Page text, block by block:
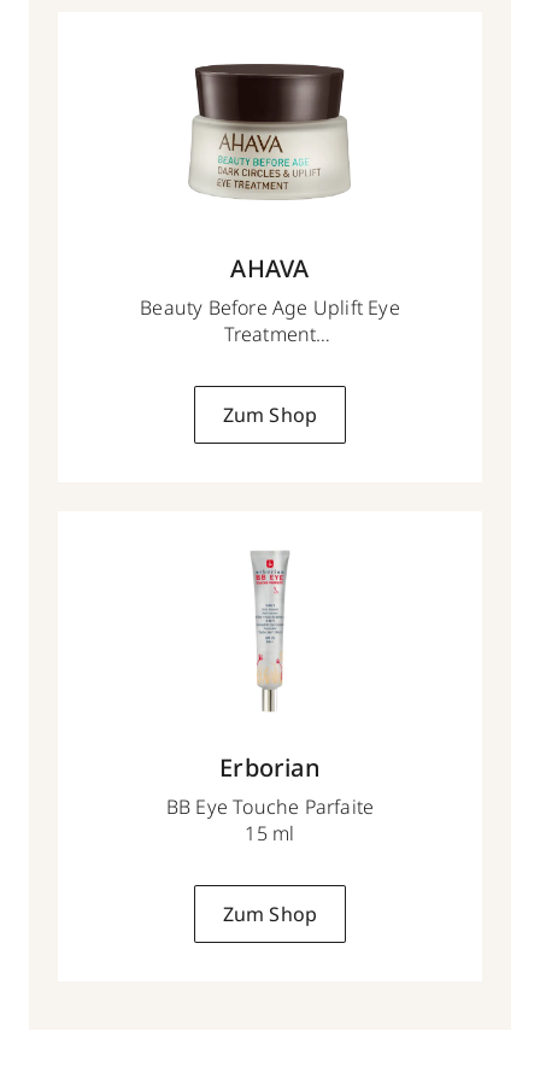
AHAVA
Beauty Before Age Uplift Eye
Treatment
Zum Shop
Erborian
BB Eye Touche Parfaite
15 ml
Zum Shop